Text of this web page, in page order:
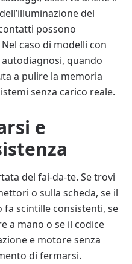
del
possono
caso di modelli con
quando
a pulire la memoria
senza carico reale.
e
del fai-da-te. Se trovi
o sulla scheda, se il
scintille consistenti, se
a mano o se il codice
e motore senza
di fermarsi.